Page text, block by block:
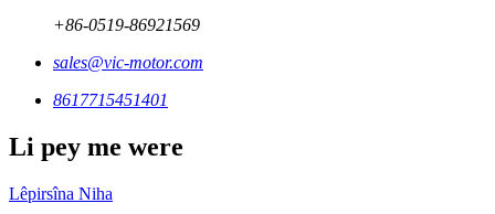
+86-0519-86921569
sales@vic-motor.com
8617715451401
Li pey me were
Lêpirsîna Niha